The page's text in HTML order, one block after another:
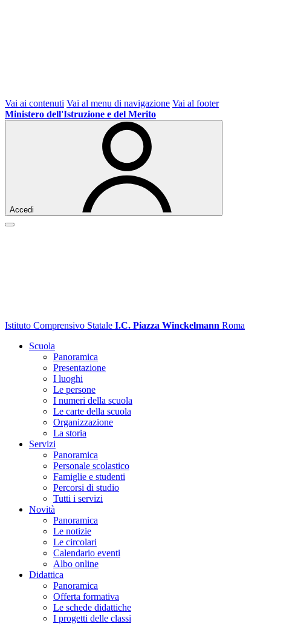
Vai ai contenuti Vai al menu di navigazione Vai al footer
Ministero dell'Istruzione e del Merito
Accedi
Istituto Comprensivo Statale I.C. Piazza Winckelmann Roma
Scuola
Panoramica
Presentazione
I luoghi
Le persone
I numeri della scuola
Le carte della scuola
Organizzazione
La storia
Servizi
Panoramica
Personale scolastico
Famiglie e studenti
Percorsi di studio
Tutti i servizi
Novità
Panoramica
Le notizie
Le circolari
Calendario eventi
Albo online
Didattica
Panoramica
Offerta formativa
Le schede didattiche
I progetti delle classi